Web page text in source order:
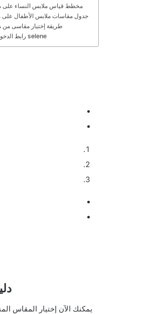
مخطط قياس ملابس النساء على
جدول مقاسات ملابس الأطفال على
طريقة إختيار مقاسى من
رابط الدخول إلى متجر selene
يمكنك الآن إختيار المقاس